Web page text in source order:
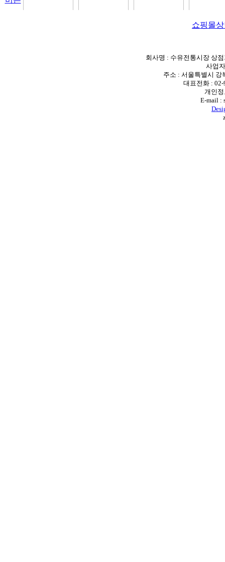
쇼핑몰
회사명 : 수유전통시장 상
사업
주소 : 서울특별시 강
대표전화 :
개인
E-mail :